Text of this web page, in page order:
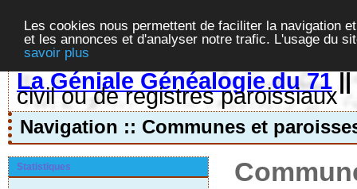
Les cookies nous permettent de faciliter la navigation
et les annonces et d'analyser notre trafic. L'usage du
savoir plus
La Géniale Généalogie du 71||
civil ou de registres paroissiaux
Navigation :: Communes et
Statistiques